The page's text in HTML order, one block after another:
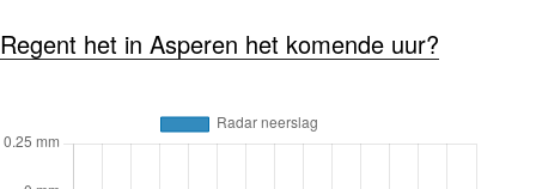
Regent het in Asperen het komende uur?